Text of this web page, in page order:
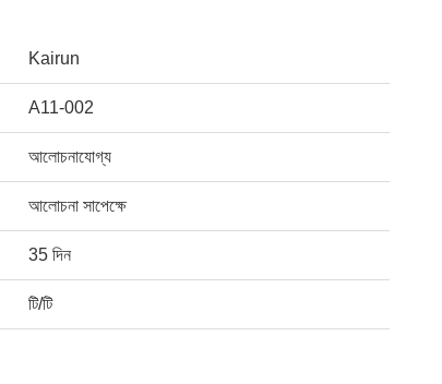
Kairun
A11-002
আলোচনাযোগ্য
আলোচনা সাপেক্ষে
35 দিন
টি/টি